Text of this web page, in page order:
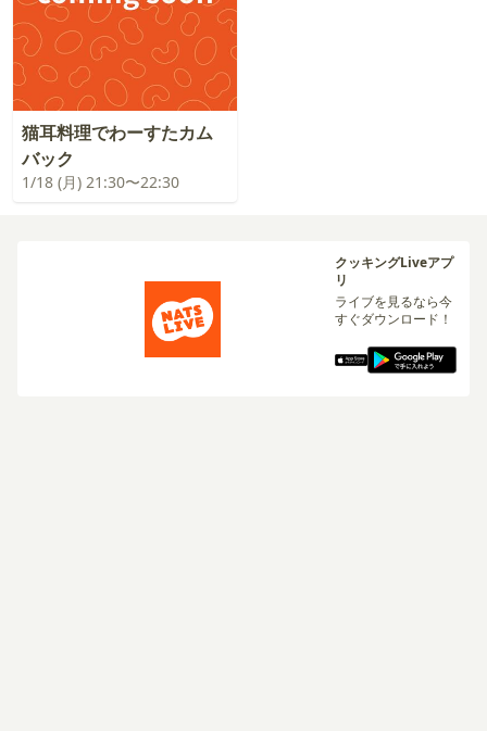
猫耳料理でわーすたカム
バック
1/18 (月) 21:30〜22:30
クッキングLiveアプ
リ
ライブを見るなら今
すぐダウンロード！